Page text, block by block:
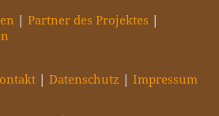
Partner des Projektes
Datenschutz Impressum